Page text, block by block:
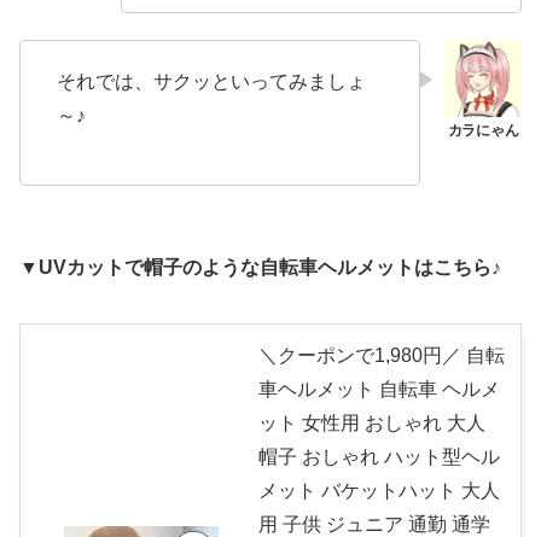
それでは、サクッといってみましょ
～♪
▼UVカットで帽子のような自転車ヘルメットはこちら♪
＼クーポンで1,980円／ 自転
車ヘルメット 自転車 ヘルメ
ット 女性用 おしゃれ 大人
帽子 おしゃれ ハット型ヘル
メット バケットハット 大人
用 子供 ジュニア 通勤 通学